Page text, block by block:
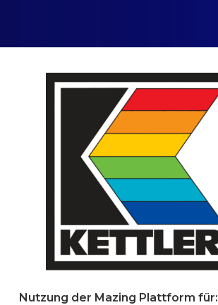
Nutzung der Mazing Plattform für: